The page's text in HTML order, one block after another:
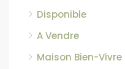
Disponible
A Vendre
Maison Bien-Vivre